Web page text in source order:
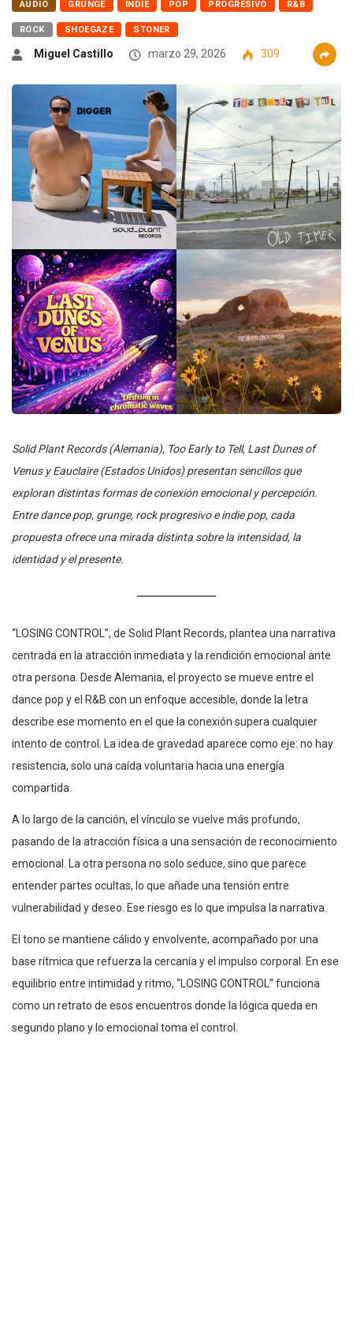
AUDIO GRUNGE INDIE POP PROGRESIVO R&B
ROCK SHOEGAZE STONER
Miguel Castillo marzo 29, 2026 309
Solid Plant Records (Alemania), Too Early to Tell, Last Dunes of
Venus y Eauclaire (Estados Unidos) presentan sencillos que
exploran distintas formas de conexión emocional y percepción.
Entre dance pop, grunge, rock progresivo e indie pop, cada
propuesta ofrece una mirada distinta sobre la intensidad, la
identidad y el presente.
“LOSING CONTROL”, de Solid Plant Records, plantea una narrativa
centrada en la atracción inmediata y la rendición emocional ante
otra persona. Desde Alemania, el proyecto se mueve entre el
dance pop y el R&B con un enfoque accesible, donde la letra
describe ese momento en el que la conexión supera cualquier
intento de control. La idea de gravedad aparece como eje: no hay
resistencia, solo una caída voluntaria hacia una energía
compartida.
A lo largo de la canción, el vínculo se vuelve más profundo,
pasando de la atracción física a una sensación de reconocimiento
emocional. La otra persona no solo seduce, sino que parece
entender partes ocultas, lo que añade una tensión entre
vulnerabilidad y deseo. Ese riesgo es lo que impulsa la narrativa.
El tono se mantiene cálido y envolvente, acompañado por una
base rítmica que refuerza la cercanía y el impulso corporal. En ese
equilibrio entre intimidad y ritmo, “LOSING CONTROL” funciona
como un retrato de esos encuentros donde la lógica queda en
segundo plano y lo emocional toma el control.